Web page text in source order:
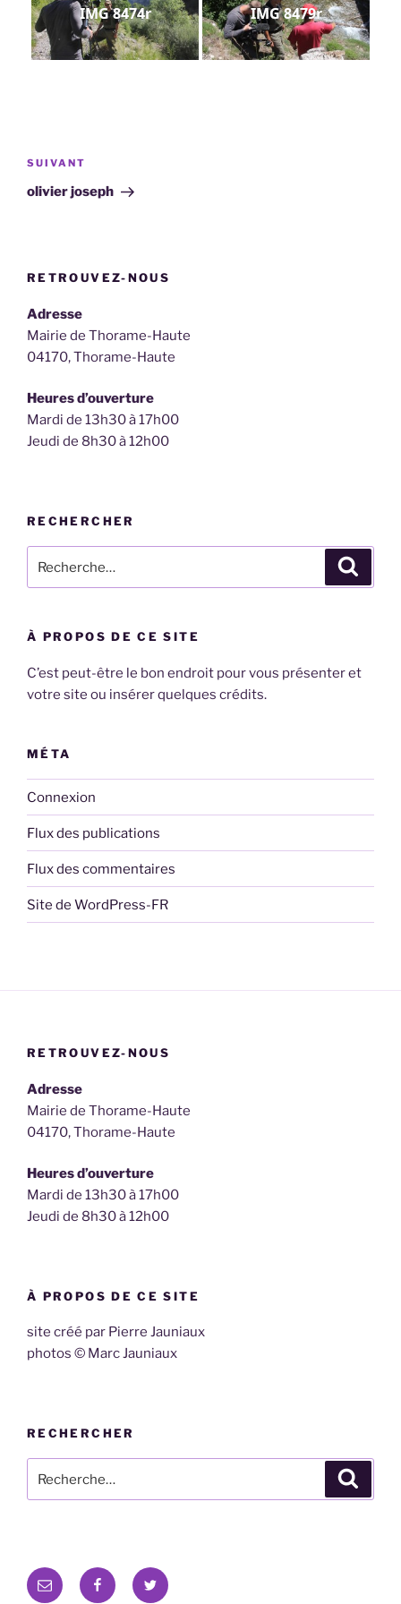
IMG 8474r IMG 8479r
de
l’article
Article
suivant
SUIVANT
olivier joseph
RETROUVEZ-NOUS
Adresse
Mairie de Thorame-Haute
04170, Thorame-Haute
Heures d’ouverture
Mardi de 13h30 à 17h00
Jeudi de 8h30 à 12h00
RECHERCHER
pour
À PROPOS DE CE SITE
C’est peut-être le bon endroit pour vous présenter et
votre site ou insérer quelques crédits.
MÉTA
Connexion
Flux des publications
Flux des commentaires
Site de WordPress-FR
RETROUVEZ-NOUS
Adresse
Mairie de Thorame-Haute
04170, Thorame-Haute
Heures d’ouverture
Mardi de 13h30 à 17h00
Jeudi de 8h30 à 12h00
À PROPOS DE CE SITE
site créé par Pierre Jauniaux
photos © Marc Jauniaux
RECHERCHER
pour
E-
FacebookTwitter